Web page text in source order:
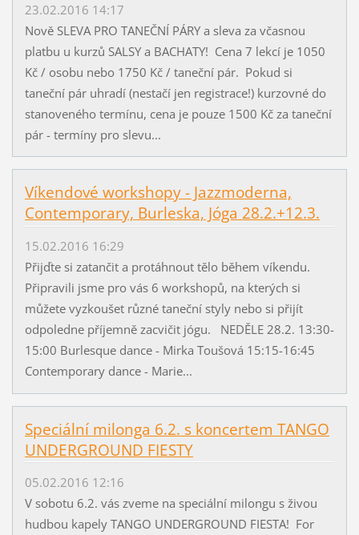
23.02.2016 14:17
Nově SLEVA PRO TANEČNÍ PÁRY a sleva za včasnou
platbu u kurzů SALSY a BACHATY! Cena 7 lekcí je 1050
Kč / osobu nebo 1750 Kč / taneční pár. Pokud si
taneční pár uhradí (nestačí jen registrace!) kurzovné do
stanoveného termínu, cena je pouze 1500 Kč za taneční
pár - termíny pro slevu...
Víkendové workshopy - Jazzmoderna,
Contemporary, Burleska, Jóga 28.2.+12.3.
15.02.2016 16:29
Přijďte si zatančit a protáhnout tělo během víkendu.
Připravili jsme pro vás 6 workshopů, na kterých si
můžete vyzkoušet různé taneční styly nebo si přijít
odpoledne příjemně zacvičit jógu. NEDĚLE 28.2. 13:30-
15:00 Burlesque dance - Mirka Toušová 15:15-16:45
Contemporary dance - Marie...
Speciální milonga 6.2. s koncertem TANGO
UNDERGROUND FIESTY
05.02.2016 12:16
V sobotu 6.2. vás zveme na speciální milongu s živou
hudbou kapely TANGO UNDERGROUND FIESTA! For